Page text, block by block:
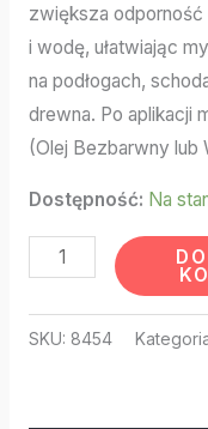
zwiększa odporność
i wodę, ułatwiając
na podłogach,
drewna. Po aplikacji
(Olej Bezbarwny lub
Dostępność: Na
SKU: 8454